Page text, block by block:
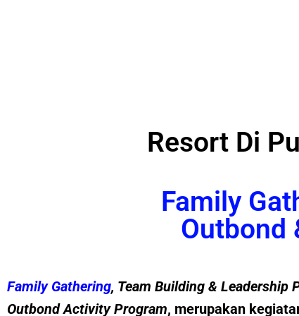
Resort Di
Family
Outbond
Family Gathering, Team Building & Leadership
Outbond Activity Program, merupakan